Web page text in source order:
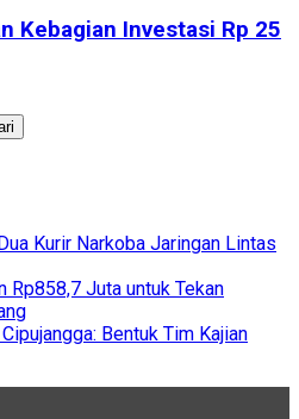
Kebagian Investasi Rp 25
Kurir Narkoba Jaringan Lintas
Rp858,7 Juta untuk Tekan
Bentuk Tim Kajian